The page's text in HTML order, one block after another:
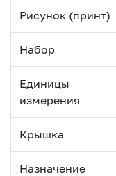
Рисунок (принт)
Набор
Единицы
измерения
Крышка
Назначение